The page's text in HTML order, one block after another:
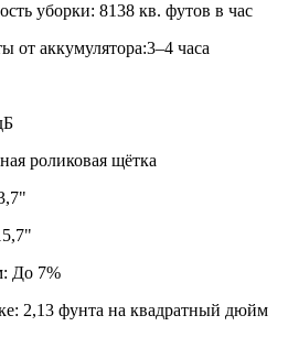
уборки: 8138 кв. футов в час
от аккумулятора:3–4 часа
роликовая щётка
До 7%
2,13 фунта на квадратный дюйм